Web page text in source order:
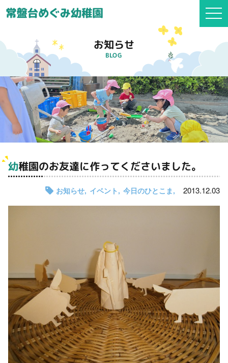
お知らせ
BLOG
幼稚園のお友達に作ってくださいました。
お知らせ イベント 今日のひとこま 2013.12.03